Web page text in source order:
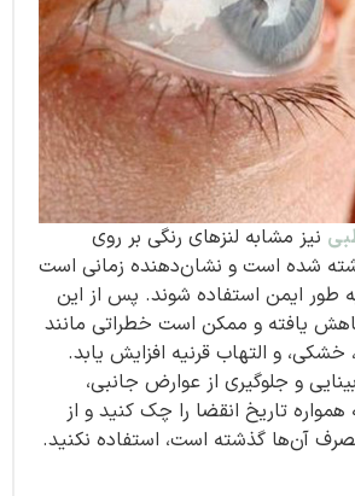
نیز مشابه لنزهای رنگی بر روی
شده است و نشان‌دهنده زمانی است
طور ایمن استفاده شوند. پس از این
یافته و ممکن است خطراتی مانند
و التهاب قرنیه افزایش یابد.
و جلوگیری از عوارض جانبی،
تاریخ انقضا را چک کنید و از
آن‌ها گذشته است، استفاده نکنید.